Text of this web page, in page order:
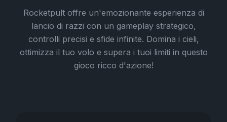
Rocketpult offre un'emozionante esperienza di
lancio di razzi con un gameplay strategico,
controlli precisi e sfide infinite. Domina i cieli,
ottimizza il tuo volo e supera i tuoi limiti in questo
gioco ricco d'azione!